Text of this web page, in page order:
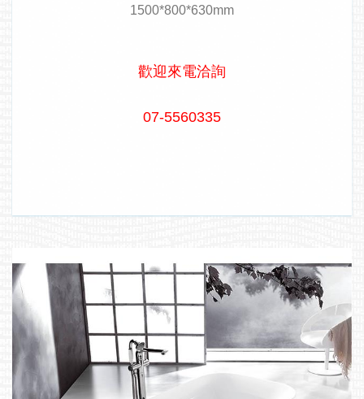
1500*800*630mm
歡迎來電洽詢
07-5560335